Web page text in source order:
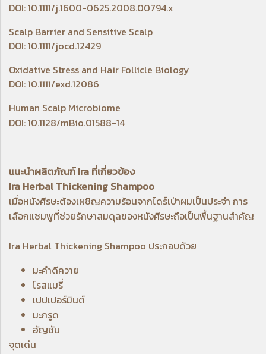
DOI: 10.1111/j.1600-0625.2008.00794.x
Scalp Barrier and Sensitive Scalp
DOI: 10.1111/jocd.12429
Oxidative Stress and Hair Follicle Biology
DOI: 10.1111/exd.12086
Human Scalp Microbiome
DOI: 10.1128/mBio.01588-14
แนะนำผลิตภัณฑ์ Ira ที่เกี่ยวข้อง
Ira Herbal Thickening Shampoo
เมื่อหนังศีรษะต้องเผชิญความร้อนจากไดร์เป่าผมเป็นประจำ การ
เลือกแชมพูที่ช่วยรักษาสมดุลของหนังศีรษะถือเป็นพื้นฐานสำคัญ
Ira Herbal Thickening Shampoo ประกอบด้วย
มะคำดีควาย
โรสแมรี่
เปปเปอร์มินต์
มะกรูด
อัญชัน
จุดเด่น